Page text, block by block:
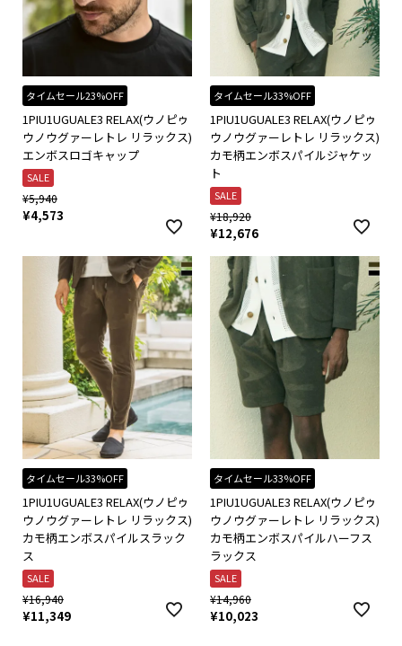
タイムセール23%OFF
1PIU1UGUALE3 RELAX(ウノピゥ
ウノウグァーレトレ リラックス)
エンボスロゴキャップ
SALE
¥5,940
¥4,573
タイムセール33%OFF
1PIU1UGUALE3 RELAX(ウノピゥ
ウノウグァーレトレ リラックス)
カモ柄エンボスパイルジャケッ
ト
SALE
¥18,920
¥12,676
タイムセール33%OFF
1PIU1UGUALE3 RELAX(ウノピゥ
ウノウグァーレトレ リラックス)
カモ柄エンボスパイルスラック
ス
SALE
¥16,940
¥11,349
タイムセール33%OFF
1PIU1UGUALE3 RELAX(ウノピゥ
ウノウグァーレトレ リラックス)
カモ柄エンボスパイルハーフス
ラックス
SALE
¥14,960
¥10,023